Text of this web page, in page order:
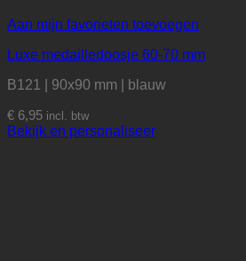
Aan mijn favorieten toevoegen
Luxe medailledoosje 60-70 mm
B121 | 90x90 mm | blauw
€ 6,95 incl. btw
Bekijk en personaliseer